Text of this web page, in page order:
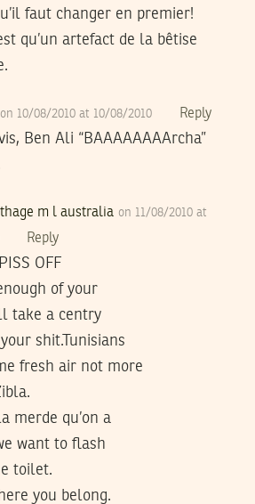
faut changer en premier!
qu’un artefact de la bêtise
on 10/08/2010 at 10/08/2010 Reply
Ben Ali “BAAAAAAAArcha”
m l australia on 11/08/2010 at
Reply
OFF
of your
take a centry
shit.Tunisians
fresh air not more
merde qu’on a
want to flash
toilet.
you belong.